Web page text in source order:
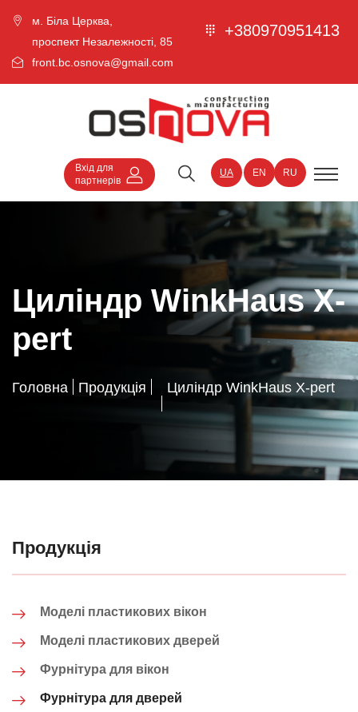
м. Біла Церква,
проспект Незалежності, 85
front.bc.osnova@gmail.com
+380970951413
Вхід для
партнерів
UA EN RU
Циліндр WinkHaus X-
pert
Головна Продукція Циліндр WinkHaus X-pert
Продукція
Моделі пластикових вікон
Моделі пластикових дверей
Фурнітура для вікон
Фурнітура для дверей